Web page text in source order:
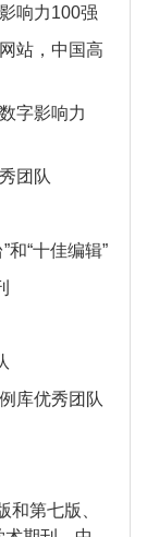
响力100强
站，中国高
字影响力
团队
和“十佳编辑”
库优秀团队
和第七版、